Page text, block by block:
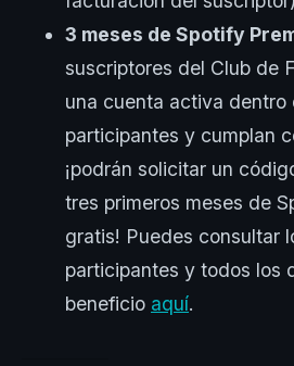
3 meses de Spotify
suscriptores del Club de
una cuenta activa dentro
participantes y cumplan
¡podrán solicitar un
tres primeros meses de
gratis! Puedes consultar
participantes y todos los
beneficio aquí.